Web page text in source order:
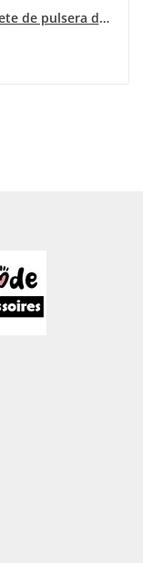
Brazalete de pulsera delgado acabado plateado...